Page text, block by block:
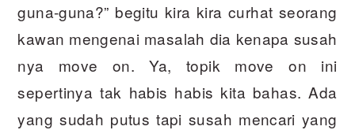
guna-guna?” begitu kira kira curhat seorang
kawan mengenai masalah dia kenapa susah
nya move on. Ya, topik move on ini
sepertinya tak habis habis kita bahas. Ada
yang sudah putus tapi susah mencari yang